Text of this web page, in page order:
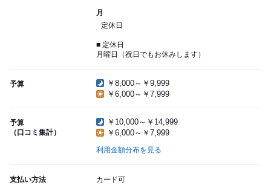
月
定休日
■ 定休日
月曜日（祝日でもお休みします）
予算
￥8,000～￥9,999
￥6,000～￥7,999
予算
（口コミ集計）
￥10,000～￥14,999
￥6,000～￥7,999
利用金額分布を見る
支払い方法
カード可